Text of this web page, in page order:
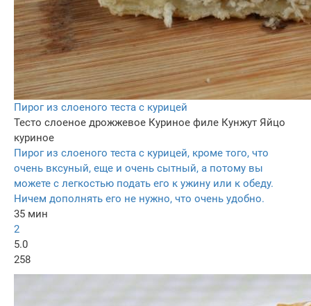
Пирог из слоеного теста с курицей
Тесто слоеное дрожжевое Куриное филе Кунжут Яйцо
куриное
Пирог из слоеного теста с курицей, кроме того, что
очень вксуный, еще и очень сытный, а потому вы
можете с легкостью подать его к ужину или к обеду.
Ничем дополнять его не нужно, что очень удобно.
35 мин
2
5.0
258